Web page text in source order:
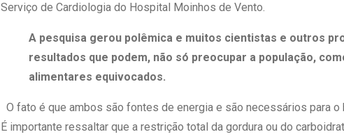
Serviço de Cardiologia do Hospital Moinhos de Vento.
A pesquisa gerou polêmica e muitos cientistas e outros
resultados que podem, não só preocupar a população,
alimentares equivocados.
O fato é que ambos são fontes de energia e são necessários para
É importante ressaltar que a restrição total da gordura ou do